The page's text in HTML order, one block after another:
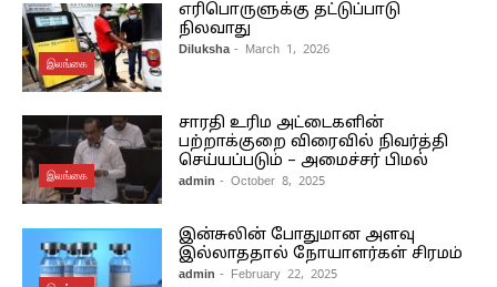
இலங்கை
எரிபொருளுக்கு தட்டுப்பாடு
நிலவாது
Diluksha - March 1, 2026
இலங்கை
சாரதி உரிம அட்டைகளின்
பற்றாக்குறை விரைவில் நிவர்த்தி
செய்யப்படும் – அமைச்சர் பிமல்
admin - October 8, 2025
இன்சுலின் போதுமான அளவு
இல்லாததால் நோயாளர்கள் சிரமம்
admin - February 22, 2025